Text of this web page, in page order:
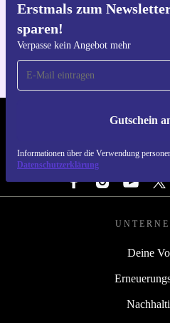
Erstmals zum
sparen!
Verpasse kein Angebot mehr
Gutschein
Informationen über die Verwendung
Datenschutzerklärung
Hol dir
REFURBED
FOLGE
Deine